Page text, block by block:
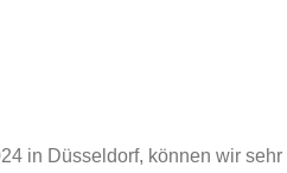
in Düsseldorf, können wir sehr